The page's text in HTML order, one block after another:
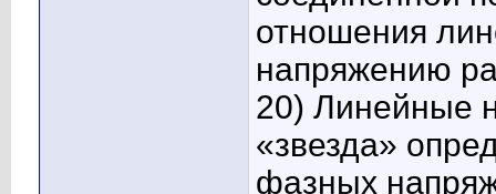
отношения
напряжению
20) Линейные
«звезда»
фазных